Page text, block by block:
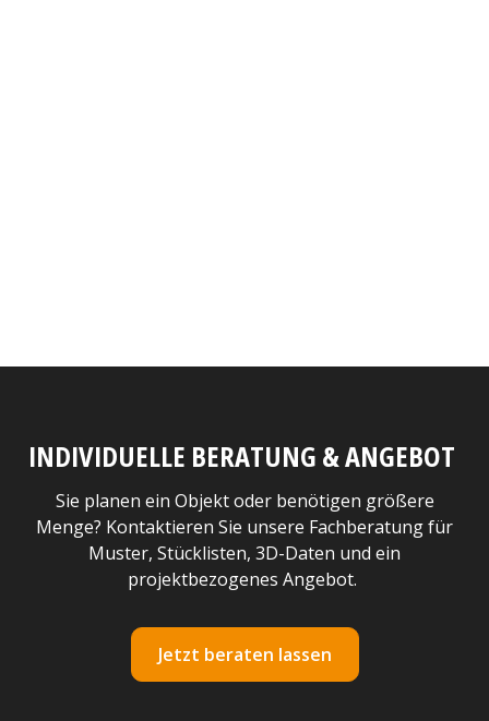
INDIVIDUELLE BERATUNG & ANGEBOT
Sie planen ein Objekt oder benötigen größere
Menge? Kontaktieren Sie unsere Fachberatung für
Muster, Stücklisten, 3D-Daten und ein
projektbezogenes Angebot.
Jetzt beraten lassen